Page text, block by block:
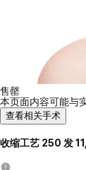
售罄
本页面内容可能与
查看相关手术
收缩工艺 250 发